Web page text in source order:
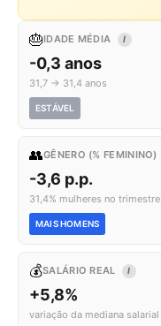
🎂IDADE MÉDIA I
-0,3 anos
31,7 → 31,4 anos
ESTÁVEL
👥GÊNERO (% FEMININO)
-3,6 p.p.
31,4% mulheres no trimestre
MAIS HOMENS
💰SALÁRIO REAL I
+5,8%
variação da mediana salarial